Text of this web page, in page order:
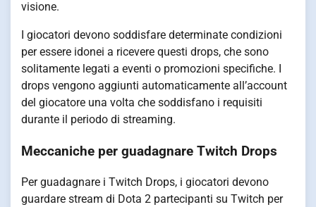
visione.
I giocatori devono soddisfare determinate condizioni
per essere idonei a ricevere questi drops, che sono
solitamente legati a eventi o promozioni specifiche. I
drops vengono aggiunti automaticamente all’account
del giocatore una volta che soddisfano i requisiti
durante il periodo di streaming.
Meccaniche per guadagnare Twitch Drops
Per guadagnare i Twitch Drops, i giocatori devono
guardare stream di Dota 2 partecipanti su Twitch per